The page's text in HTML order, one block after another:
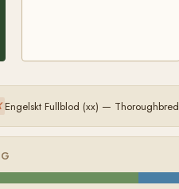
Engelskt Fullblod (xx) — Thoroughbred